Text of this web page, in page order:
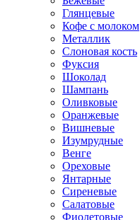
Глянцевые
Кофе с молоком
Металлик
Слоновая кость
Фуксия
Шоколад
Шампань
Оливковые
Оранжевые
Вишневые
Изумрудные
Венге
Ореховые
Янтарные
Сиреневые
Салатовые
Фиолетовые